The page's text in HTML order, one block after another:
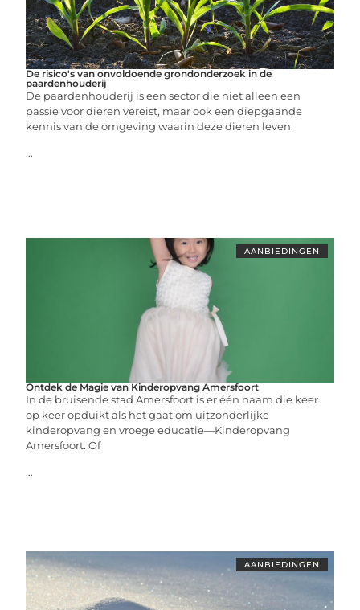
De risico's van onvoldoende grondonderzoek in de
paardenhouderij
De paardenhouderij is een sector die niet alleen een
passie voor dieren vereist, maar ook een diepgaande
kennis van de omgeving waarin deze dieren leven.
...
AANBIEDINGEN
Ontdek de Magie van Kinderopvang Amersfoort
In de bruisende stad Amersfoort is er één naam die keer
op keer opduikt als het gaat om uitzonderlijke
kinderopvang en vroege educatie—Kinderopvang
Amersfoort. Of
...
AANBIEDINGEN